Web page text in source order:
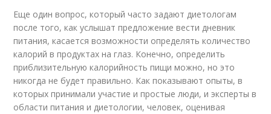
Еще один вопрос, который часто задают диетологам
после того, как услышат предложение вести дневник
питания, касается возможности определять количество
калорий в продуктах на глаз. Конечно, определить
приблизительную калорийность пищи можно, но это
никогда не будет правильно. Как показывают опыты, в
которых принимали участие и простые люди, и эксперты в
области питания и диетологии, человек, оценивая